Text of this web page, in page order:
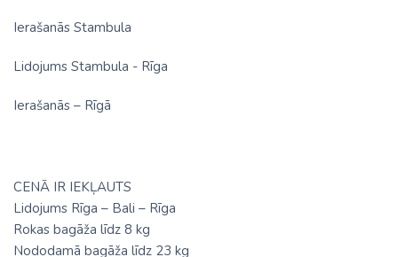
Ierašanās Stambula
Lidojums Stambula - Rīga
Ierašanās – Rīgā
CENĀ IR IEKĻAUTS
Lidojums Rīga – Bali – Rīga
Rokas bagāža līdz 8 kg
Nododamā bagāža līdz 23 kg